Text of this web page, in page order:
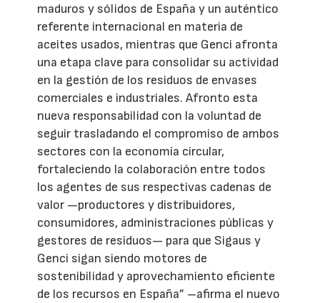
maduros y sólidos de España y un auténtico
referente internacional en materia de
aceites usados, mientras que Genci afronta
una etapa clave para consolidar su actividad
en la gestión de los residuos de envases
comerciales e industriales. Afronto esta
nueva responsabilidad con la voluntad de
seguir trasladando el compromiso de ambos
sectores con la economía circular,
fortaleciendo la colaboración entre todos
los agentes de sus respectivas cadenas de
valor —productores y distribuidores,
consumidores, administraciones públicas y
gestores de residuos— para que Sigaus y
Genci sigan siendo motores de
sostenibilidad y aprovechamiento eficiente
de los recursos en España” –afirma el nuevo